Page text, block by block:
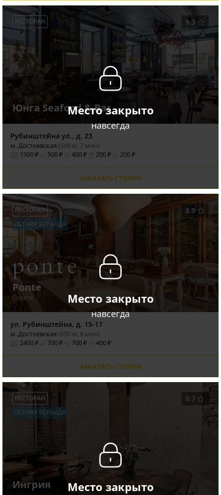
Место закрыто
навсегда
9.3
РЕСТОРАН
Юнга Seafood & Bar
Рубинштейна ул., д. 23
м. Достоевская (560 м, 7 мин)
1500 ₽
500 ₽ 400 ₽ 200 ₽ 200 ₽
ЗАКАЗАТЬ СТОЛИК
Место закрыто
навсегда
8.9
РЕСТОРАН
ЛЕТНЯЯ ВЕРАНДА
Ponte
Понте
ул. Рубинштейна, д. 15-17
м. Достоевская (650 м, 8 мин)
2400 ₽
700 ₽ 700 ₽ 400 ₽
ЗАКАЗАТЬ СТОЛИК
Место закрыто
9.7
РЕСТОРАН
ЛЕТНЯЯ ВЕРАНДА
Ингрия